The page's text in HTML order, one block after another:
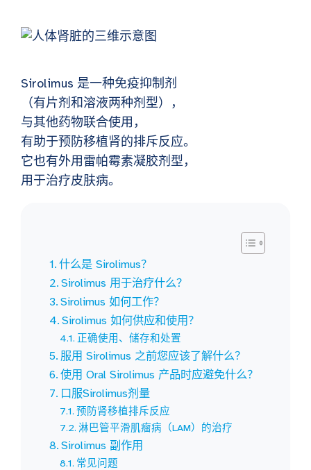
Sirolimus 是一种免疫抑制剂
（有片剂和溶液两种剂型），
与其他药物联合使用，
有助于预防移植肾的排斥反应。
它也有外用雷帕霉素凝胶剂型，
用于治疗皮肤病。
什么是 Sirolimus？
Sirolimus 用于治疗什么？
Sirolimus 如何工作？
Sirolimus 如何供应和使用？
正确使用、储存和处置
服用 Sirolimus 之前您应该了解什么？
使用 Oral Sirolimus 产品时应避免什么？
口服Sirolimus剂量
预防肾移植排斥反应
淋巴管平滑肌瘤病（LAM）的治疗
Sirolimus 副作用
常见问题